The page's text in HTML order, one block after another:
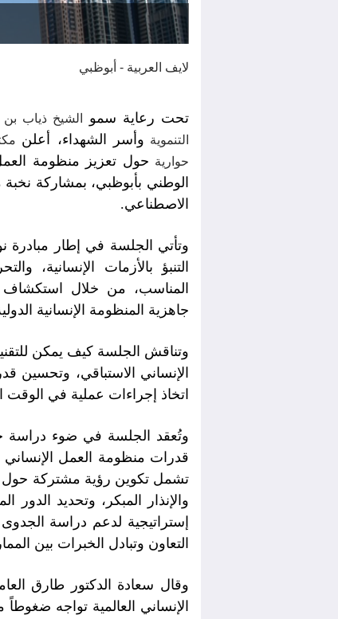
لايف العربية - أبوظبي
تحت رعاية سمو الشيخ ذياب
التنموية وأسر الشهداء، أعلن
حوارية حول تعزيز منظومة
الوطني بأبوظبي، بمشاركة نخبة
الاصطناعي.
وتأتي الجلسة في إطار
التنبؤ بالأزمات الإنسانية،
المناسب، من خلال استكشاف
جاهزية المنظومة الإنسانية
وتناقش الجلسة كيف يمكن
الإنساني الاستباقي، وتحسين
اتخاذ إجراءات عملية في الوقت
وتُعقد الجلسة في ضوء دراسة
قدرات منظومة العمل
تشمل تكوين رؤية مشتركة حول
والإنذار المبكر، وتحديد
إستراتيجية لدعم دراسة
التعاون وتبادل الخبرات بين
وقال سعادة الدكتور طارق
الإنساني العالمية تواجه